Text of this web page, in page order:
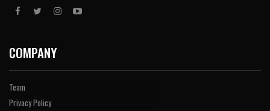
COMPANY
Team
Privacy Policy